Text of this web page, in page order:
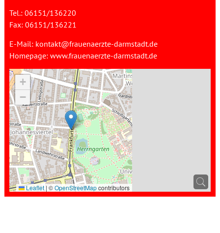
Tel.: 06151/136220
Fax: 06151/136221
E-Mail: kontakt@frauenaerzte-darmstadt.de
Homepage: www.frauenaerzte-darmstadt.de
+
−
Leaflet | ©OpenStreetMapcontributors